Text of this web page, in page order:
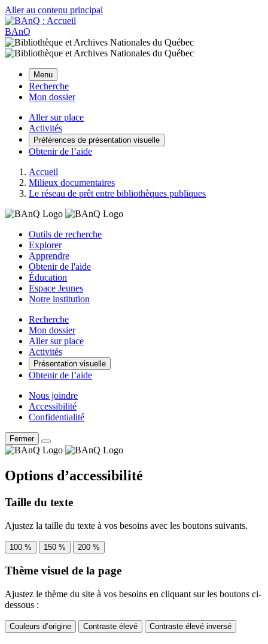
Aller au contenu principal
BAnQ
Menu
Recherche
Mon dossier
Aller sur place
Activités
Préférences de présentation visuelle
Obtenir de l’aide
Accueil
Milieux documentaires
Le réseau de prêt entre bibliothèques publiques
Outils de recherche
Explorer
Apprendre
Obtenir de l'aide
Éducation
Espace Jeunes
Notre institution
Recherche
Mon dossier
Aller sur place
Activités
Présentation visuelle
Obtenir de l’aide
Nous joindre
Accessibilité
Confidentialité
Fermer
Options d’accessibilité
Taille du texte
Ajustez la taille du texte à vos besoins avec les boutons suivants.
100 % 150 % 200 %
Thème visuel de la page
Ajustez le thème du site à vos besoins en cliquant sur les boutons ci-
dessous :
Couleurs d’origine Contraste élevé Contraste élevé inversé